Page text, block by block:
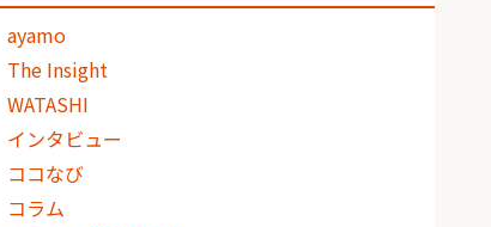
ayamo
The Insight
WATASHI
インタビュー
ココなび
コラム